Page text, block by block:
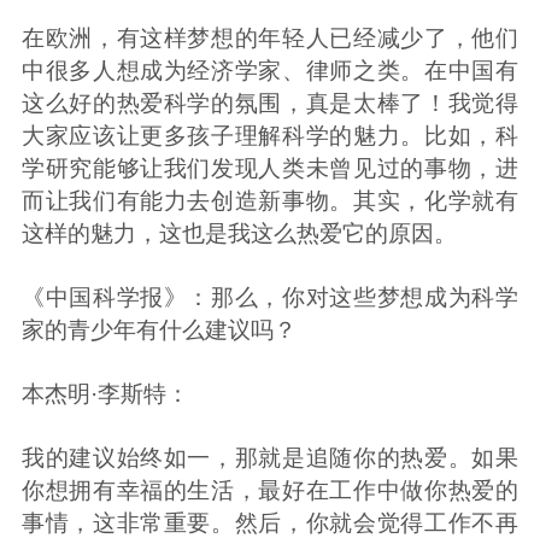
在欧洲，有这样梦想的年轻人已经减少了，他们
中很多人想成为经济学家、律师之类。在中国有
这么好的热爱科学的氛围，真是太棒了！我觉得
大家应该让更多孩子理解科学的魅力。比如，科
学研究能够让我们发现人类未曾见过的事物，进
而让我们有能力去创造新事物。其实，化学就有
这样的魅力，这也是我这么热爱它的原因。
《中国科学报》：那么，你对这些梦想成为科学
家的青少年有什么建议吗？
本杰明·李斯特：
我的建议始终如一，那就是追随你的热爱。如果
你想拥有幸福的生活，最好在工作中做你热爱的
事情，这非常重要。然后，你就会觉得工作不再